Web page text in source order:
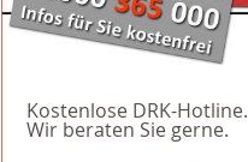
Kostenlose DRK-Hotline.
Wir beraten Sie gerne.